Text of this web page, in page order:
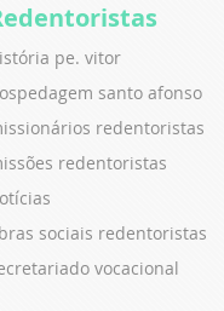
pe. vitor
santo afonso
redentoristas
redentoristas
sociais redentoristas
vocacional